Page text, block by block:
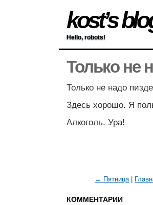
kost’s
Hello, robots!
Только не
Только не надо
Здесь хорошо. Я
Алкоголь. Ура!
← Пятница|
КОММЕНТАРИИ